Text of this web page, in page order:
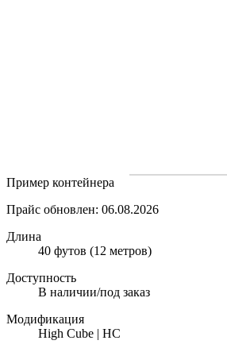
Пример контейнера
Прайс обновлен: 06.08.2026
Длина
40 футов (12 метров)
Доступность
В наличии/под заказ
Модификация
High Cube | HC